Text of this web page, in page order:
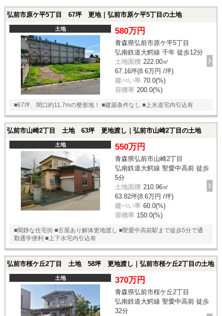
弘前市原ケ平5丁目 67坪 更地｜弘前市原ケ平5丁目の土地
土地 580万円
青森県弘前市原ケ平5丁目
弘南鉄道大鰐線 千年 徒歩12分
土地面積 222.00㎡
67.16坪(8.6万円 /坪)
建ぺい率 70.0(%)
容積率 200.0(%)
■67坪、間口約11.7mの整形地！ ■建築条件なし ■上水道宅内引込有
弘前市山崎2丁目 土地 63坪 更地渡し｜弘前市山崎2丁目の土地
土地 550万円
青森県弘前市山崎2丁目
弘南鉄道大鰐線 聖愛中高前 徒歩
5分
土地面積 210.96㎡
63.82坪(8.6万円 /坪)
建ぺい率 60.0(%)
容積率 150.0(%)
■閑静な住宅街 ■古屋あり解体更地渡し ■聖愛中高前駅まで徒歩5分で通
勤通学便利 ■上下水宅内引込有
弘前市桜ケ丘2丁目 土地 58坪 更地渡し｜弘前市桜ケ丘2丁目の土地
土地 370万円
青森県弘前市桜ケ丘2丁目
弘南鉄道大鰐線 聖愛中高前 徒歩
32分